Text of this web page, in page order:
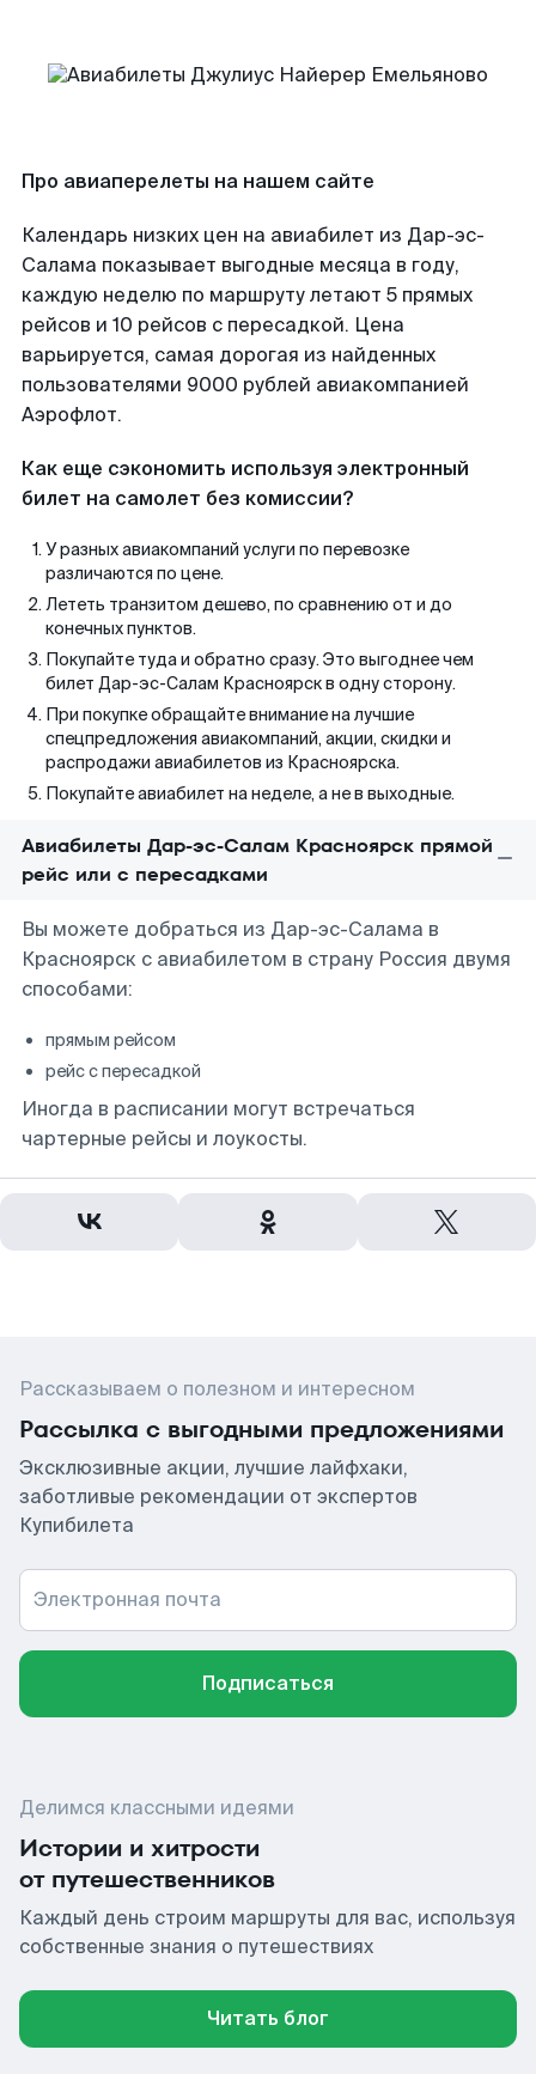
Про авиаперелеты на нашем сайте
Календарь низких цен на авиабилет из Дар-эс-
Салама показывает выгодные месяца в году,
каждую неделю по маршруту летают 5 прямых
рейсов и 10 рейсов с пересадкой. Цена
варьируется, самая дорогая из найденных
пользователями 9000 рублей авиакомпанией
Аэрофлот.
Как еще сэкономить используя электронный
билет на самолет без комиссии?
У разных авиакомпаний услуги по перевозке
различаются по цене.
Лететь транзитом дешево, по сравнению от и до
конечных пунктов.
Покупайте туда и обратно сразу. Это выгоднее чем
билет Дар-эс-Салам Красноярск в одну сторону.
При покупке обращайте внимание на лучшие
спецпредложения авиакомпаний, акции, скидки и
распродажи авиабилетов из Красноярска.
Покупайте авиабилет на неделе, а не в выходные.
Авиабилеты Дар-эс-Салам Красноярск прямой
рейс или с пересадками
Вы можете добраться из Дар-эс-Салама в
Красноярск с авиабилетом в страну Россия двумя
способами:
прямым рейсом
рейс с пересадкой
Иногда в расписании могут встречаться
чартерные рейсы и лоукосты.
Рассказываем о полезном и интересном
Рассылка с выгодными предложениями
Эксклюзивные акции, лучшие лайфхаки,
заботливые рекомендации от экспертов
Купибилета
Электронная почта
Подписаться
Делимся классными идеями
Истории и хитрости
от путешественников
Каждый день строим маршруты для вас, используя
собственные знания о путешествиях
Читать блог